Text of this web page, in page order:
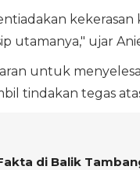
kekerasan
utamanya," ujar
untuk
tindakan tegas
di Balik